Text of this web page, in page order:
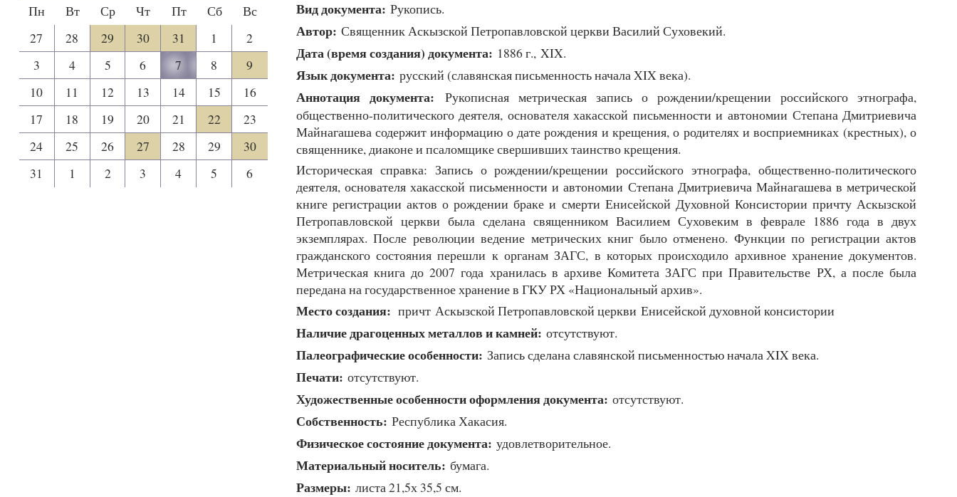
Пн
Вт Ср Чт Пт Сб
Вс
27
28 29 30 31 1
2
3
4 5 6 7 8
9
10
11 12 13 14 15
16
17
18 19 20 21 22
23
24
25 26 27 28 29
30
31
1 2 3 4 5 6
Вид документа: Рукопись.
Автор: Священник Аскызской Петропавловской церкви Василий Суховекий.
Дата (время создания) документа: 1886 г., XIX.
Язык документа: русский (славянская письменность начала XIX века).
Аннотация документа: Рукописная метрическая запись о рождении/крещении российского этнографа,
общественно-политического деятеля, основателя хакасской письменности и автономии Степана Дмитриевича
Майнагашева содержит информацию о дате рождения и крещения, о родителях и восприемниках (крестных), о
священнике, диаконе и псаломщике свершивших таинство крещения.
Историческая справка: Запись о рождении/крещении российского этнографа, общественно-политического
деятеля, основателя хакасской письменности и автономии Степана Дмитриевича Майнагашева в метрической
книге регистрации актов о рождении браке и смерти Енисейской Духовной Консистории причту Аскызской
Петропавловской церкви была сделана священником Василием Суховеким в феврале 1886 года в двух
экземплярах. После революции ведение метрических книг было отменено. Функции по регистрации актов
гражданского состояния перешли к органам ЗАГС, в которых происходило архивное хранение документов.
Метрическая книга до 2007 года хранилась в архиве Комитета ЗАГС при Правительстве РХ, а после была
передана на государственное хранение в ГКУ РХ «Национальный архив».
Место создания: причт Аскызской Петропавловской церкви Енисейской духовной консистории
Наличие драгоценных металлов и камней: отсутствуют.
Палеографические особенности: Запись сделана славянской письменностью начала XIX века.
Печати: отсутствуют.
Художественные особенности оформления документа: отсутствуют.
Собственность: Республика Хакасия.
Физическое состояние документа: удовлетворительное.
Материальный носитель: бумага.
Размеры: листа 21,5х 35,5 см.